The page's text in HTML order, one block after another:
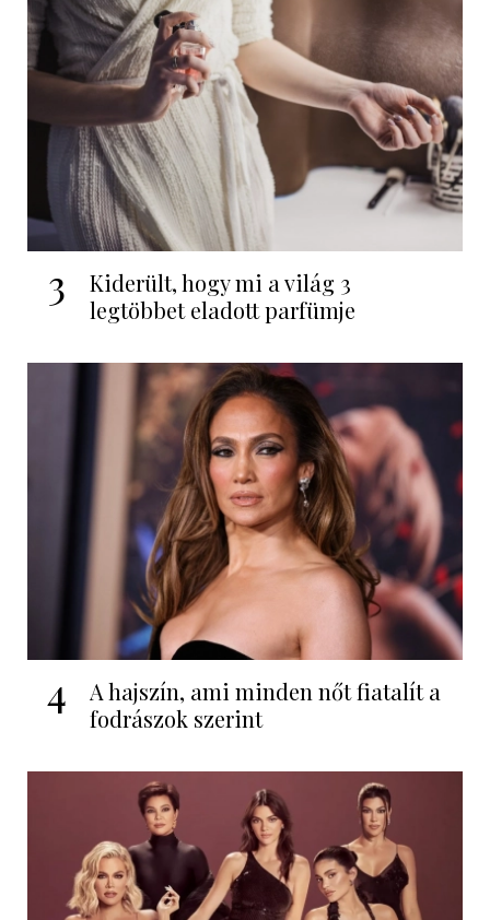
3
Kiderült, hogy mi a világ 3
legtöbbet eladott parfümje
4
A hajszín, ami minden nőt fiatalít a
fodrászok szerint